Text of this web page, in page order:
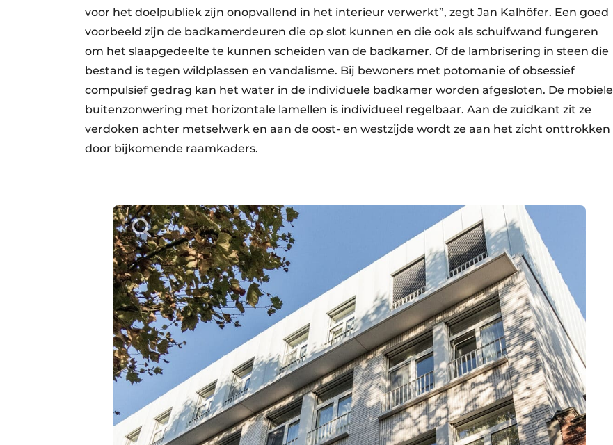
voor het doelpubliek zijn onopvallend in het interieur verwerkt”, zegt Jan Kalhöfer. Een goed
voorbeeld zijn de badkamerdeuren die op slot kunnen en die ook als schuifwand fungeren
om het slaapgedeelte te kunnen scheiden van de badkamer. Of de lambrisering in steen die
bestand is tegen wildplassen en vandalisme. Bij bewoners met potomanie of obsessief
compulsief gedrag kan het water in de individuele badkamer worden afgesloten. De mobiele
buitenzonwering met horizontale lamellen is individueel regelbaar. Aan de zuidkant zit ze
verdoken achter metselwerk en aan de oost- en westzijde wordt ze aan het zicht onttrokken
door bijkomende raamkaders.